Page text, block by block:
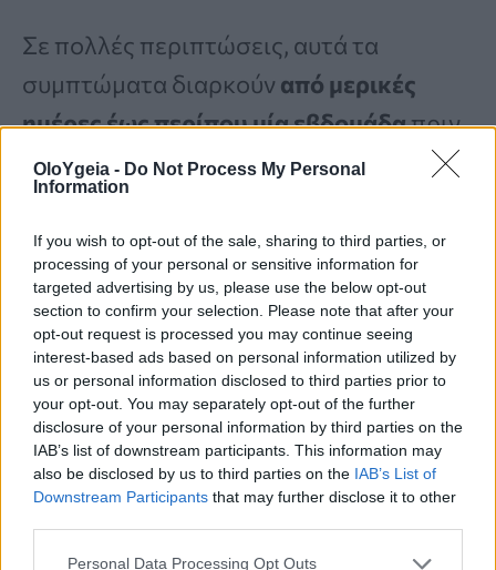
OloYgeia - Do Not Process My Personal
Information
If you wish to opt-out of the sale, sharing to third parties, or
processing of your personal or sensitive information for
targeted advertising by us, please use the below opt-out
section to confirm your selection. Please note that after your
opt-out request is processed you may continue seeing
interest-based ads based on personal information utilized by
us or personal information disclosed to third parties prior to
your opt-out. You may separately opt-out of the further
disclosure of your personal information by third parties on the
IAB’s list of downstream participants. This information may
also be disclosed by us to third parties on the IAB’s List of
Downstream Participants that may further disclose it to other
Personal Data Processing Opt Outs
Σε πολλές περιπτώσεις, αυτά τα
συμπτώματα διαρκούν από μερικές
ημέρες έως περίπου μία εβδομάδαπριν
αρχίσουνσταδιακά να βελτιώνονται
. Αν
και τα περισσότερα συμπτώματα
συνήθως υποχωρούν μέσα σε αυτό το
χρονικό διάστημα, οβήχαςμπορεί να
συνεχιστεί για αρκετές εβδομάδεςκαι
μερικές φορές να επιμείνει έως και έναν
μήνα.